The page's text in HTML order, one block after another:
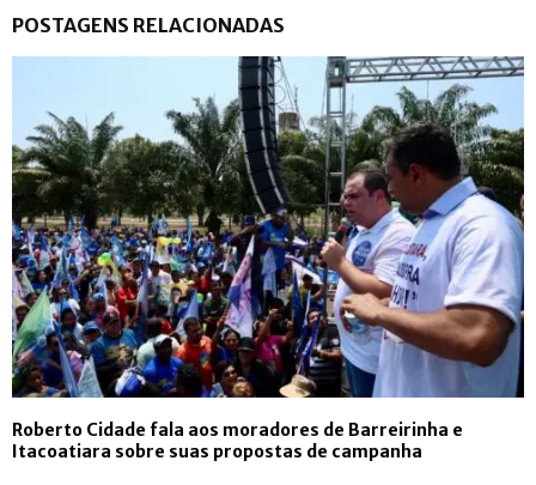
POSTAGENS RELACIONADAS
Roberto Cidade fala aos moradores de Barreirinha e
Itacoatiara sobre suas propostas de campanha